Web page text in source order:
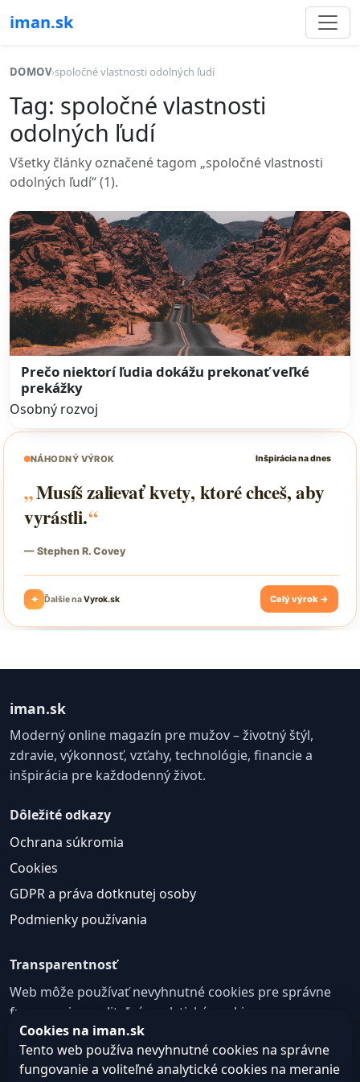
iman.sk
DOMOV›spoločné vlastnosti odolných ľudí
Tag: spoločné vlastnosti
odolných ľudí
Všetky články označené tagom „spoločné vlastnosti
odolných ľudí“ (1).
Prečo niektorí ľudia dokážu prekonať veľké
prekážky
Osobný rozvoj
iman.sk
Moderný online magazín pre mužov – životný štýl,
zdravie, výkonnosť, vzťahy, technológie, financie a
inšpirácia pre každodenný život.
Dôležité odkazy
Ochrana súkromia
Cookies
GDPR a práva dotknutej osoby
Podmienky používania
Transparentnosť
Web môže používať nevyhnutné cookies pre správne
fungovanie a voliteľné analytické cookies na
zlepšovanie obsahu a používateľskej skúsenosti.
Nastavenie cookies
Cookies na iman.sk
Tento web používa nevyhnutné cookies na správne
fungovanie a voliteľné analytické cookies na meranie